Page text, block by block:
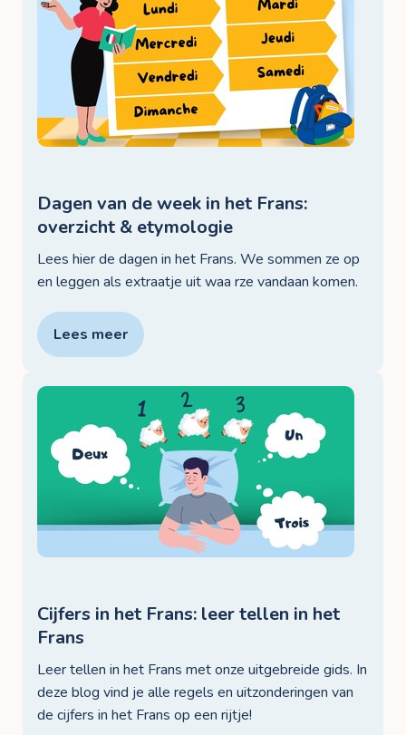
Dagen van de week in het Frans:
overzicht & etymologie
Lees hier de dagen in het Frans. We sommen ze op
en leggen als extraatje uit waa rze vandaan komen.
Lees meer
Cijfers in het Frans: leer tellen in het
Frans
Leer tellen in het Frans met onze uitgebreide gids. In
deze blog vind je alle regels en uitzonderingen van
de cijfers in het Frans op een rijtje!